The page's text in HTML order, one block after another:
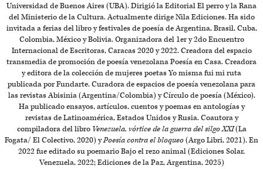
Universidad de Buenos Aires (UBA). Dirigió la Editorial El perro y la Rana
del Ministerio de la Cultura. Actualmente dirige Nila Ediciones. Ha sido
invitada a ferias del libro y festivales de poesía de Argentina, Brasil, Cuba,
Colombia, México y Bolivia. Organizadora del 1er y 2do Encuentro
Internacional de Escritoras, Caracas 2020 y 2022. Creadora del espacio
transmedia de promoción de poesía venezolana Poesía en Casa. Creadora
y editora de la colección de mujeres poetas Yo misma fui mi ruta
publicada por Fundarte. Curadora de espacios de poesía venezolana para
las revistas Abisinia (Argentina/Colombia) y Círculo de poesía (México).
Ha publicado ensayos, artículos, cuentos y poemas en antologías y
revistas de Latinoamérica, Estados Unidos y Rusia. Coautora y
compiladora del libro Venezuela, vórtice de la guerra del silgo XXI(La
Fogata/ El Colectivo, 2020) yPoesía contra el bloqueo(Argo Libri, 2021). En
2022 fue editado su poemario Bajo el rezo animal (Ediciones Solar,
Venezuela, 2022; Ediciones de la Paz, Argentina, 2025)